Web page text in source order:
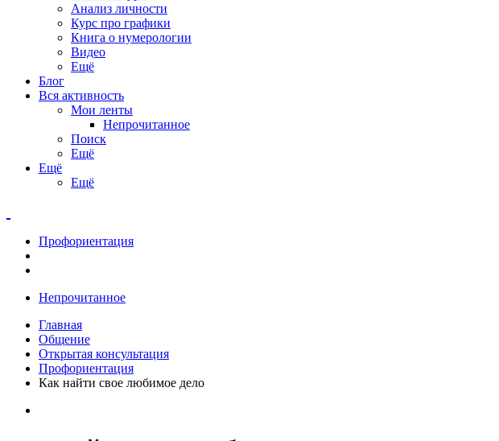
Анализ личности
Курс про графики
Книга о нумерологии
Видео
Ещё
Блог
Вся активность
Мои ленты
Непрочитанное
Поиск
Ещё
Ещё
Ещё
Профориентация
Непрочитанное
Главная
Общение
Открытая консультация
Профориентация
Как найти свое любимое дело